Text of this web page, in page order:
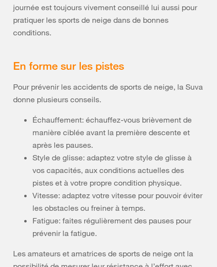
journée est toujours vivement conseillé lui aussi pour
pratiquer les sports de neige dans de bonnes
conditions.
En forme sur les pistes
Pour prévenir les accidents de sports de neige, la Suva
donne plusieurs conseils.
Échauffement: échauffez-vous brièvement de
manière ciblée avant la première descente et
après les pauses.
Style de glisse: adaptez votre style de glisse à
vos capacités, aux conditions actuelles des
pistes et à votre propre condition physique.
Vitesse: adaptez votre vitesse pour pouvoir éviter
les obstacles ou freiner à temps.
Fatigue: faites régulièrement des pauses pour
prévenir la fatigue.
Les amateurs et amatrices de sports de neige ont la